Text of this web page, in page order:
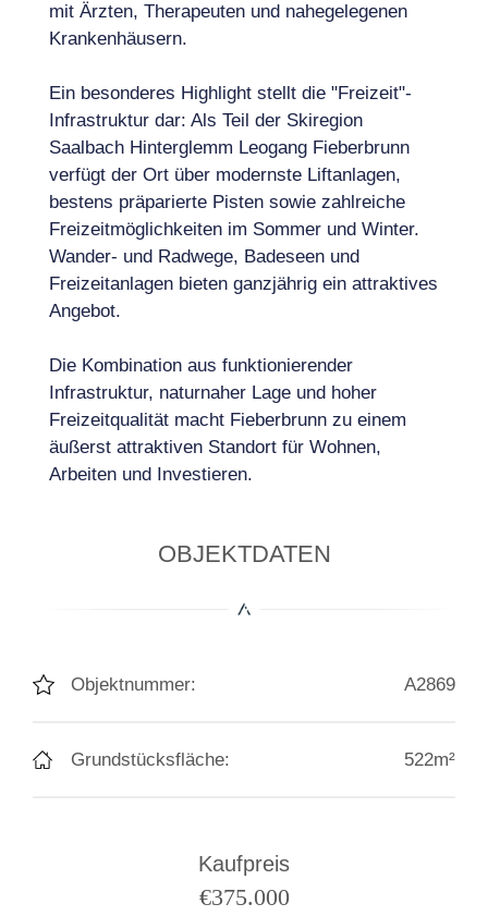
mit Ärzten, Therapeuten und nahegelegenen
Krankenhäusern.
Ein besonderes Highlight stellt die "Freizeit"-
Infrastruktur dar: Als Teil der Skiregion
Saalbach Hinterglemm Leogang Fieberbrunn
verfügt der Ort über modernste Liftanlagen,
bestens präparierte Pisten sowie zahlreiche
Freizeitmöglichkeiten im Sommer und Winter.
Wander- und Radwege, Badeseen und
Freizeitanlagen bieten ganzjährig ein attraktives
Angebot.
Die Kombination aus funktionierender
Infrastruktur, naturnaher Lage und hoher
Freizeitqualität macht Fieberbrunn zu einem
äußerst attraktiven Standort für Wohnen,
Arbeiten und Investieren.
OBJEKTDATEN
Objektnummer: A2869
Grundstücksfläche: 522m²
Kaufpreis
€375.000